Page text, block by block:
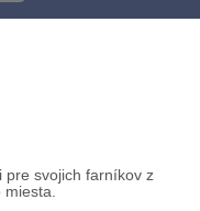
pre svojich farníkov z
miesta.